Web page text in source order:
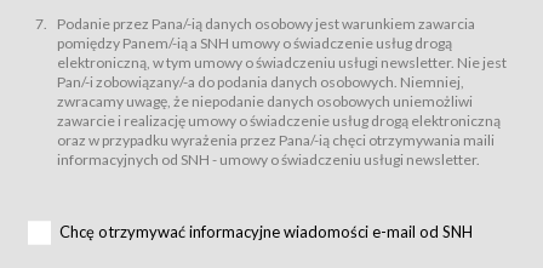
Usługobiorca przed rozpoczęciem korzystania z Serwisu jest zobowiązany
zapoznać się z Regulaminem. Założenie konta w Serwisie oraz zamówienie
usługi newsletter za pośrednictwem przeznaczonego do tego formularza
zamieszczonego na stronach Serwisu dostępnych dla wszystkich
Usługobiorców wymaga akceptacji postanowień Regulaminu.
Usługobiorca zobowiązany jest do przestrzegania postanowień Regulaminu
od chwili rozpoczęcia korzystania z Serwisu.
Regulamin jest udostępniony Usługobiorcom nieodpłatnie za
Warunki techniczne korzystania z Usług
Podanie przez Pana/-ią danych osobowy jest warunkiem zawarcia
pomiędzy Panem/-ią a SNH umowy o świadczenie usług drogą
elektroniczną, w tym umowy o świadczeniu usługi newsletter. Nie jest
Pan/-i zobowiązany/-a do podania danych osobowych. Niemniej,
zwracamy uwagę, że niepodanie danych osobowych uniemożliwi
zawarcie i realizację umowy o świadczenie usług drogą elektroniczną
oraz w przypadku wyrażenia przez Pana/-ią chęci otrzymywania maili
informacyjnych od SNH - umowy o świadczeniu usługi newsletter.
Chcę otrzymywać informacyjne wiadomości e-mail od SNH